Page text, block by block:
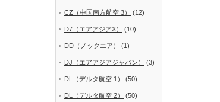
CZ（中国南方航空 3） (12)
D7（エアアジアX） (10)
DD（ノックエア） (1)
DJ（エアアジアジャパン） (3)
DL（デルタ航空 1） (50)
DL（デルタ航空 2） (50)